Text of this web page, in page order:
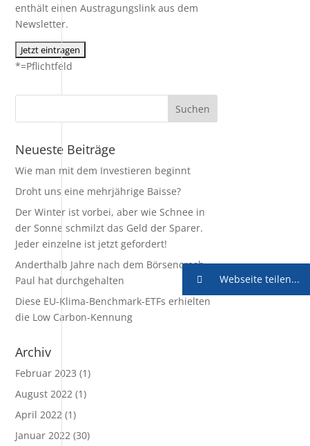
enthält einen Austragungslink aus dem
Newsletter.
*=Pflichtfeld
Neueste Beiträge
Wie man mit dem Investieren beginnt
Droht uns eine mehrjährige Baisse?
Der Winter ist vorbei, aber wie Schnee in
der Sonne schmilzt das Geld der Sparer.
Jeder einzelne ist jetzt gefordert!
Anderthalb Jahre nach dem Börsencrash –
Paul hat durchgehalten
Diese EU-Klima-Benchmark-ETFs erhielten
die Low Carbon-Kennung
Archiv
Februar 2023 (1)
August 2022 (1)
April 2022 (1)
Januar 2022 (30)
Webseite teilen...